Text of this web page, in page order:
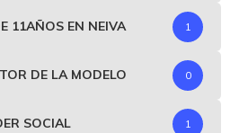
11AÑOS EN NEIVA 1
DE LA MODELO 0
SOCIAL 1